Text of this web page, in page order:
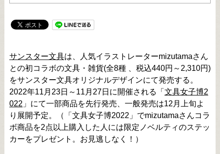
サンスター文具は、人気イラストレーターmizutamaさん
との初コラボの文具・雑貨(全8種 、税込440円～2,310円)
をサンスター文具オリジナルデザインにて発売する。
2022年11月23日～11月27日に開催される「 文具女子博2
022」にて一部商品を先行発売、一般発売は12月上旬よ
り展開予定。（「文具女子博2022」でmizutamaさんコラ
ボ商品を2点以上購入した人には限定ノベルティのステッ
カーをプレゼント。お見逃しなく！）